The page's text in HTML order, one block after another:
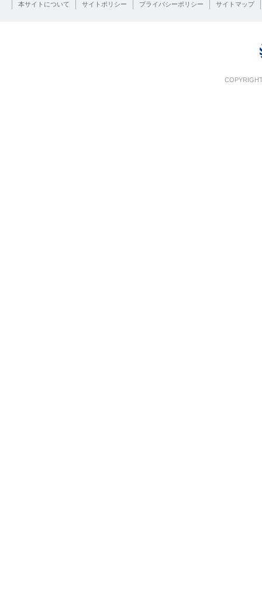
本サイトについて サイトポリシー プライバシーポリシー サイトマップ